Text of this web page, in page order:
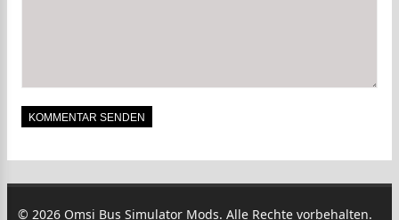
© 2026 Omsi Bus Simulator Mods. Alle Rechte vorbehalten.